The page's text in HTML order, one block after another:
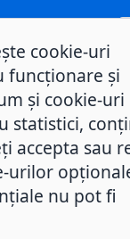
cookie-uri
funcționare și
și cookie-uri
statistici,
accepta sau
urilor
nu pot fi